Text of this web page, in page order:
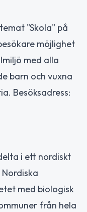
"Skola" på
möjlighet
med alla
barn och vuxna
Besöksadress:
i ett nordiskt
med biologisk
från hela